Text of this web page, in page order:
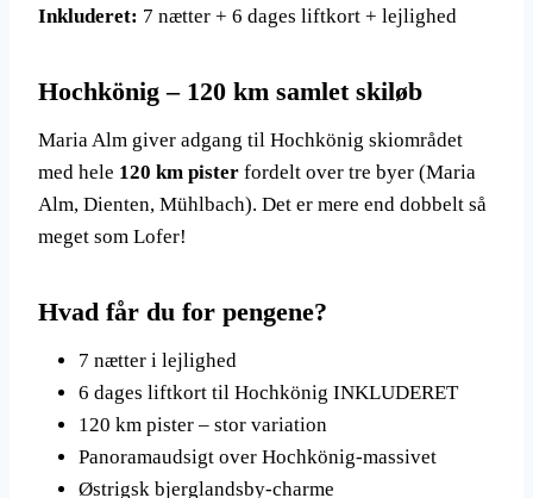
Inkluderet: 7 nætter + 6 dages liftkort + lejlighed
Hochkönig – 120 km samlet skiløb
Maria Alm giver adgang til Hochkönig skiområdet
med hele 120 km pister fordelt over tre byer (Maria
Alm, Dienten, Mühlbach). Det er mere end dobbelt så
meget som Lofer!
Hvad får du for pengene?
7 nætter i lejlighed
6 dages liftkort til Hochkönig INKLUDERET
120 km pister – stor variation
Panoramaudsigt over Hochkönig-massivet
Østrigsk bjerglandsby-charme